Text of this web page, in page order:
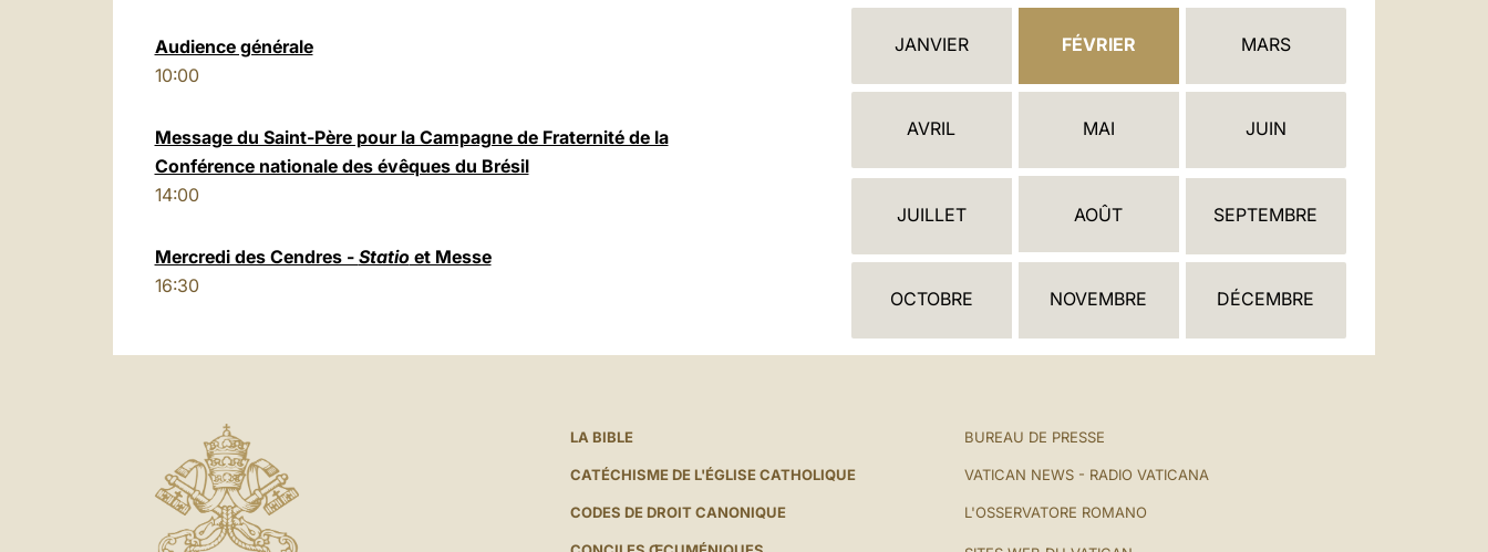
Audience générale
10:00
Message du Saint-Père pour la Campagne de Fraternité de la
Conférence nationale des évêques du Brésil
14:00
Mercredi des Cendres - Statioet Messe
16:30
N
R
E
JANVIER FÉVRIER MARS
AVRIL MAI JUIN
JUILLET AOÛT SEPTEMBRE
OCTOBRE NOVEMBRE DÉCEMBRE
LA BIBLE
CATÉCHISME DE L'ÉGLISE CATHOLIQUE
CODES DE DROIT CANONIQUE
BUREAU DE PRESSE
VATICAN NEWS - RADIO VATICANA
L'OSSERVATORE ROMANO